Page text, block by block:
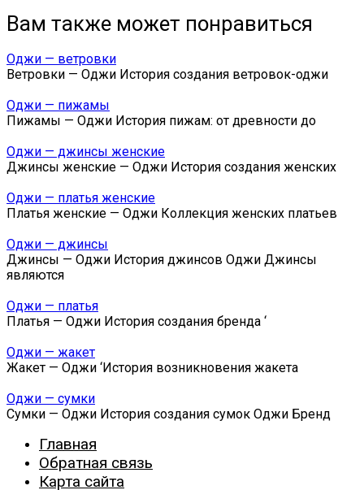
Вам также может понравиться
Оджи — ветровки
Ветровки — Оджи История создания ветровок-оджи
Оджи — пижамы
Пижамы — Оджи История пижам: от древности до
Оджи — джинсы женские
Джинсы женские — Оджи История создания женских
Оджи — платья женские
Платья женские — Оджи Коллекция женских платьев
Оджи — джинсы
Джинсы — Оджи История джинсов Оджи Джинсы
являются
Оджи — платья
Платья — Оджи История создания бренда ‘
Оджи — жакет
Жакет — Оджи ‘История возникновения жакета
Оджи — сумки
Сумки — Оджи История создания сумок Оджи Бренд
Главная
Обратная связь
Карта сайта